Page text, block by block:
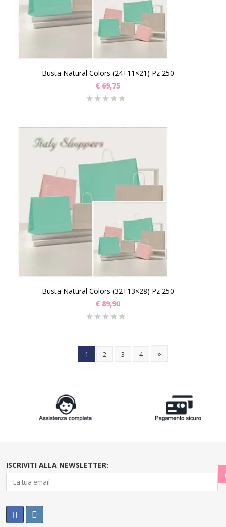
Busta Natural Colors (24+11×21) Pz 250
€ 69,75
Busta Natural Colors (32+13×28) Pz 250
€ 89,90
1 2 3 4 »
ISCRIVITI ALLA NEWSLETTER: